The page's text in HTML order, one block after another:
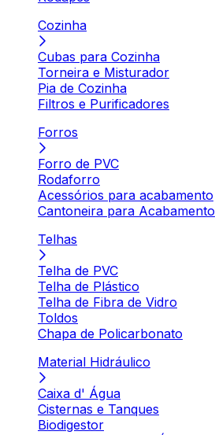
Cozinha
Cubas para Cozinha
Torneira e Misturador
Pia de Cozinha
Filtros e Purificadores
Forros
Forro de PVC
Rodaforro
Acessórios para acabamento
Cantoneira para Acabamento
Telhas
Telha de PVC
Telha de Plástico
Telha de Fibra de Vidro
Toldos
Chapa de Policarbonato
Material Hidráulico
Caixa d' Água
Cisternas e Tanques
Biodigestor